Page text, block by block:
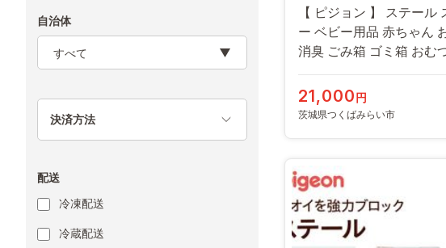
自治体
決済方法
配送
冷凍配送
冷蔵配送
【 ピジョン 】 ステール
ー ベビー用品 赤ちゃん
消臭 ごみ箱 ゴミ箱 おむ
21,000 円
茨城県つくばみらい市